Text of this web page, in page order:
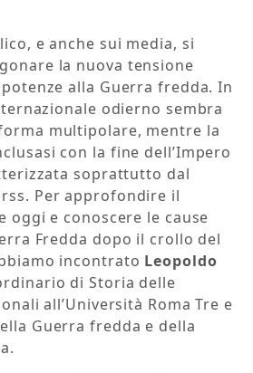
e anche sui media, si
la nuova tensione
alla Guerra fredda. In
odierno sembra
multipolare, mentre la
con la fine dell’Impero
soprattutto dal
Per approfondire il
e conoscere le cause
Fredda dopo il crollo del
incontrato Leopoldo
di Storia delle
all’Università Roma Tre e
Guerra fredda e della